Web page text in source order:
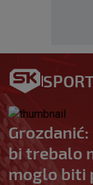
bi trebalo
moglo biti